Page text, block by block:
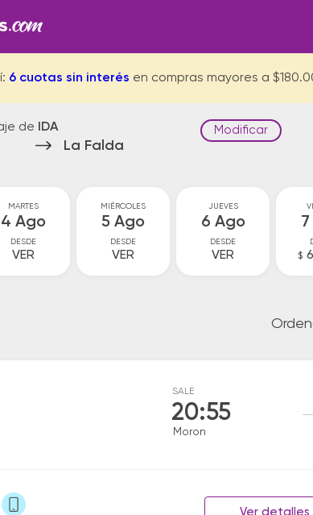
6 cuotas sin interés en compras mayores a
de IDA
La Falda
Modificar
MARTES
4 Ago
DESDE
VER
MIÉRCOLES
5 Ago
DESDE
VER
JUEVES
6 Ago
DESDE
VER $
SALE
20:55
Moron
Ver detalles